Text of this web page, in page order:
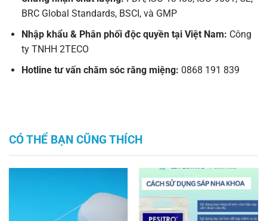
BRC Global Standards, BSCI, và GMP
Nhập khẩu & Phân phối độc quyền tại Việt Nam: Công
ty TNHH 2TECO
Hotline tư vấn chăm sóc răng miệng: 0868 191 839
CÓ THỂ BẠN CŨNG THÍCH